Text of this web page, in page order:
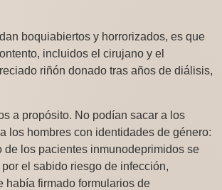
boquiabiertos y horrorizados, es que
incluidos el cirujano y el
riñón donado tras años de diálisis,
a propósito. No podían sacar a los
los hombres con identidades de género:
los pacientes inmunodeprimidos se
el sabido riesgo de infección,
había firmado formularios de